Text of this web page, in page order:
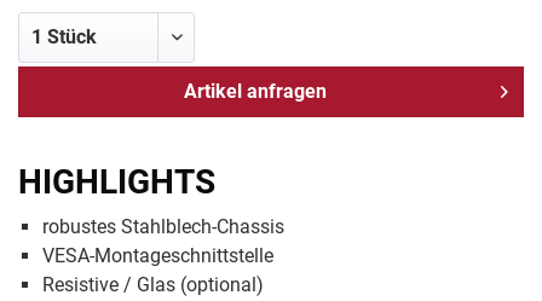
Artikel anfragen
HIGHLIGHTS
robustes Stahlblech-Chassis
VESA-Montageschnittstelle
Resistive / Glas (optional)